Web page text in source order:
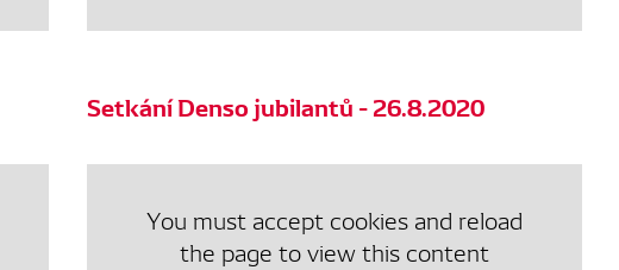
Setkání Denso jubilantů - 26.8.2020
You must accept cookies and reload
the page to view this content